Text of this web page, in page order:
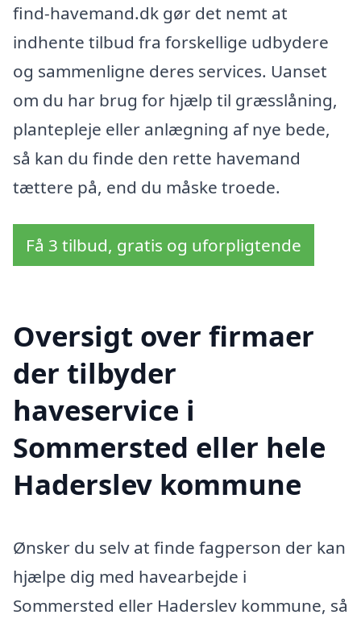
find-havemand.dk gør det nemt at
indhente tilbud fra forskellige udbydere
og sammenligne deres services. Uanset
om du har brug for hjælp til græsslåning,
plantepleje eller anlægning af nye bede,
så kan du finde den rette havemand
tættere på, end du måske troede.
Få 3 tilbud, gratis og uforpligtende
Oversigt over firmaer
der tilbyder
haveservice i
Sommersted eller hele
Haderslev kommune
Ønsker du selv at finde fagperson der kan
hjælpe dig med havearbejde i
Sommersted eller Haderslev kommune, så